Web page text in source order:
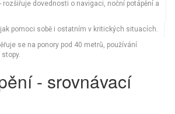
- rozšiřuje dovednosti o navigaci, noční potápění a
pomoci sobě i ostatním v kritických situacích.
se na ponory pod 40 metrů, používání
- srovnávací